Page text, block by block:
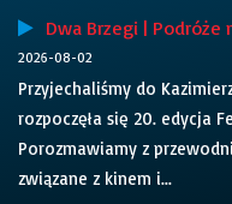
Dwa Brzegi | Podróże
2026-08-02
Przyjechaliśmy do
rozpoczęła się 20. edycja
Porozmawiamy z
związane z kinem i...